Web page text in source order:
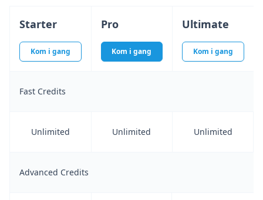
Starter
Kom i gang
Pro
Kom i gang
Ultimate
Kom i gang
Fast Credits
Unlimited Unlimited Unlimited
Advanced Credits